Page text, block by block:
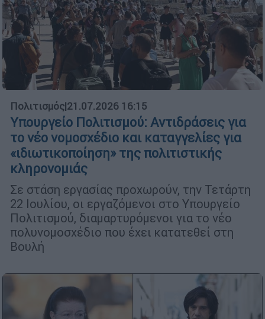
Πολιτισμός|21.07.2026 16:15
Υπουργείο Πολιτισμού: Αντιδράσεις για
το νέο νομοσχέδιο και καταγγελίες για
«ιδιωτικοποίηση» της πολιτιστικής
κληρονομιάς
Σε στάση εργασίας προχωρούν, την Τετάρτη
22 Ιουλίου, οι εργαζόμενοι στο Υπουργείο
Πολιτισμού, διαμαρτυρόμενοι για το νέο
πολυνομοσχέδιο που έχει κατατεθεί στη
Βουλή